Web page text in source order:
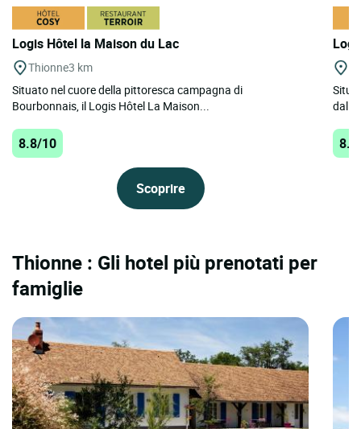
Logis Hôtel la Maison du Lac
Thionne3 km
Situato nel cuore della pittoresca campagna di
Bourbonnais, il Logis Hôtel La Maison...
8.8/10
Scoprire
Thionne : Gli hotel più prenotati per
famiglie